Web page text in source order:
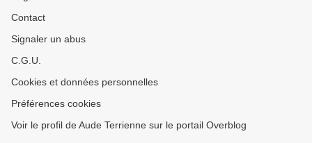
Contact
Signaler un abus
C.G.U.
Cookies et données personnelles
Préférences cookies
Voir le profil de Aude Terrienne sur le portail Overblog